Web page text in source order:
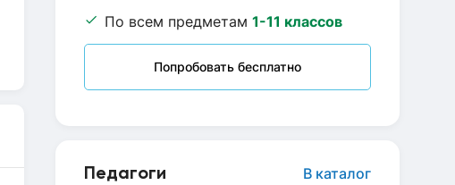
По всем предметам 1-11 классов
Попробовать бесплатно
Педагоги
В каталог